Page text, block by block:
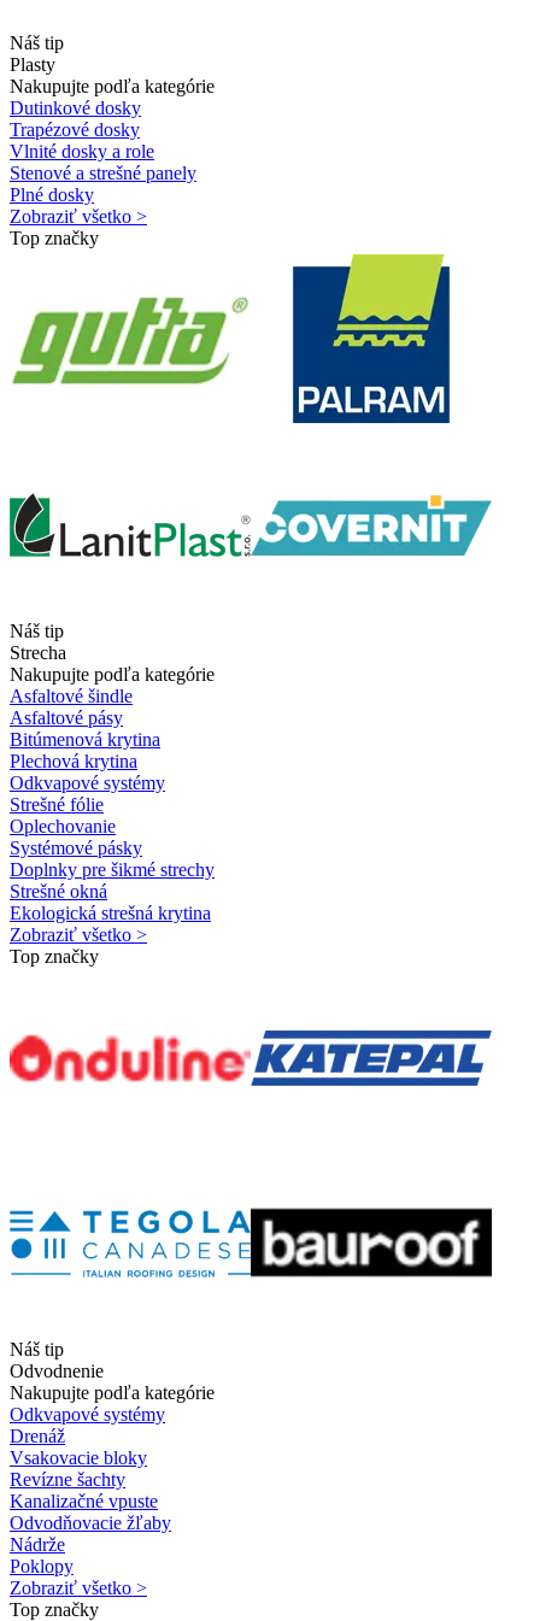
Náš tip
Plasty
Nakupujte podľa kategórie
Dutinkové dosky
Trapézové dosky
Vlnité dosky a role
Stenové a strešné panely
Plné dosky
Zobraziť všetko >
Top značky
Náš tip
Strecha
Nakupujte podľa kategórie
Asfaltové šindle
Asfaltové pásy
Bitúmenová krytina
Plechová krytina
Odkvapové systémy
Strešné fólie
Oplechovanie
Systémové pásky
Doplnky pre šikmé strechy
Strešné okná
Ekologická strešná krytina
Zobraziť všetko >
Top značky
Náš tip
Odvodnenie
Nakupujte podľa kategórie
Odkvapové systémy
Drenáž
Vsakovacie bloky
Revízne šachty
Kanalizačné vpuste
Odvodňovacie žľaby
Nádrže
Poklopy
Zobraziť všetko >
Top značky